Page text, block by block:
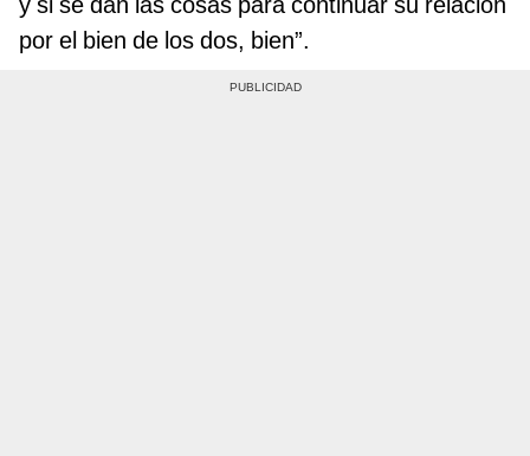
por el bien de los dos, bien”.